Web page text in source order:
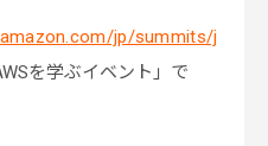
jp/summits/j
を学ぶイベント」で